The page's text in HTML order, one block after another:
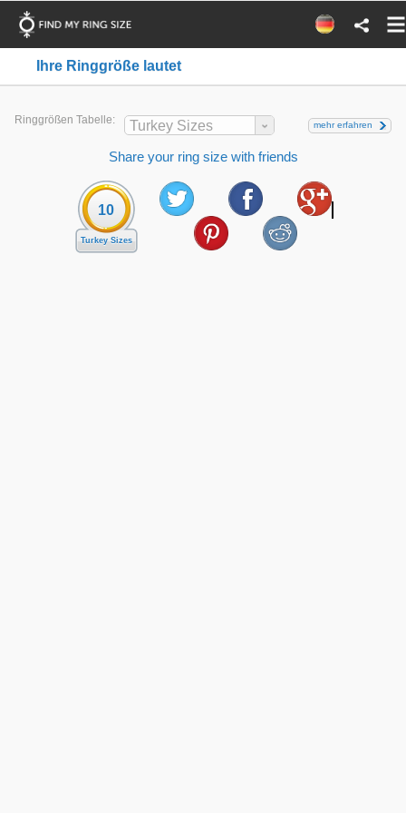
Ihre Ringgröße lautet
Ringgrößen Tabelle: Turkey Sizes mehr erfahren
Share your ring size with friends
10
Turkey Sizes